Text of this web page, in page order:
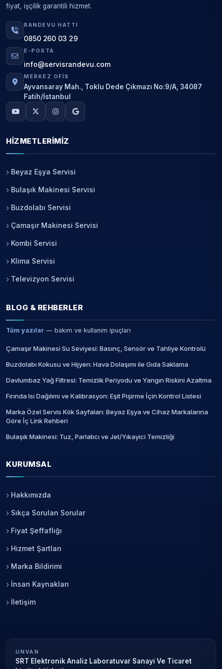
fiyat, işçilik garantili hizmet.
RANDEVU HATTI
0850 260 03 29
E-POSTA
info@servisrandevu.com
MERKEZ OFIS
Ayvansaray Mah., Toklu Dede Çıkmazı No:9/A, 34087
Fatih/İstanbul
HIZMETLERIMIZ
Beyaz Eşya Servisi
Bulaşık Makinesi Servisi
Buzdolabı Servisi
Çamaşır Makinesi Servisi
Kombi Servisi
Klima Servisi
Televizyon Servisi
BLOG & REHBERLER
Tüm yazılar — bakım ve kullanım ipuçları
Çamaşır Makinesi Su Seviyesi: Basınç, Sensör ve Tahliye Kontrolü
Buzdolabı Kokusu ve Hijyen: Hava Dolaşımı ile Gıda Saklama
Davlumbaz Yağ Filtresi: Temizlik Periyodu ve Yangın Riskini Azaltma
Fırında Isı Dağılımı ve Kalibrasyon: Eşit Pişirme İçin Kontrol Listesi
Marka Özel Servis Kök Sayfaları: Beyaz Eşya ve Cihaz Markalarına
Göre İç Link Rehberi
Bulaşık Makinesi: Tuz, Parlatıcı ve Jet/Yıkayici Temizliği
KURUMSAL
Hakkımızda
Sıkça Sorulan Sorular
Fiyat Şeffaflığı
Hizmet Şartları
Marka Bildirimi
İnsan Kaynakları
İletişim
UNVAN
SRT Elektronik Analiz Laboratuvar Sanayi Ve Ticaret